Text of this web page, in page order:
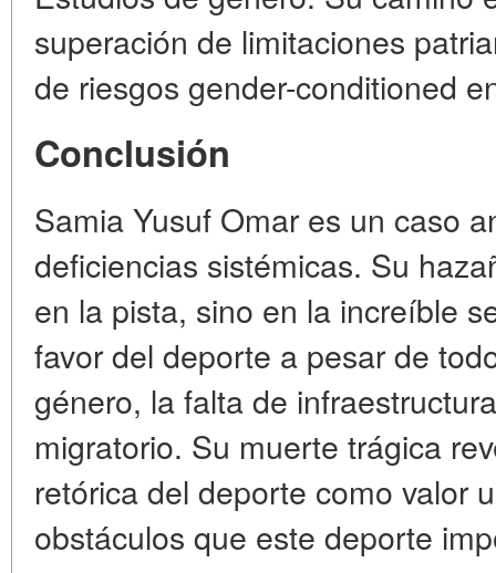
superación de limitaciones
de riesgos gender-conditioned
Conclusión
Samia Yusuf Omar es un caso
deficiencias sistémicas. Su
en la pista, sino en la increíble
favor del deporte a pesar de
género, la falta de
migratorio. Su muerte trágica
retórica del deporte como valor
obstáculos que este deporte